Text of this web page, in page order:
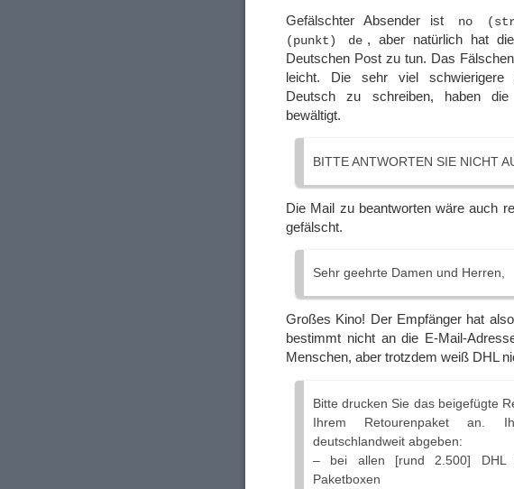
Gefälschter Absender ist
no
(punkt) de , aber natürlich hat
Deutschen Post zu tun. Das
leicht. Die sehr viel schwierigere
Deutsch zu schreiben, haben die
bewältigt.
BITTE ANTWORTEN SIE NICHT
Die Mail zu beantworten wäre auch
gefälscht.
Sehr geehrte Damen und Herren,
Großes Kino! Der Empfänger hat
bestimmt nicht an die E-Mail-
Menschen, aber trotzdem weiß DHL
Bitte drucken Sie das beigefügte
Ihrem Retourenpaket an.
deutschlandweit abgeben:
– bei allen [rund 2.500] DHL
Paketboxen